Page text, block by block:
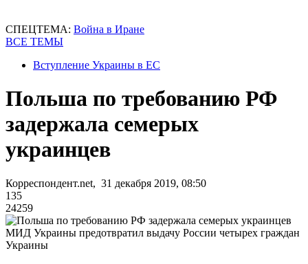
СПЕЦТЕМА: Война в Иране
ВСЕ ТЕМЫ
Вступление Украины в ЕС
Польша по требованию РФ
задержала семерых
украинцев
Корреспондент.net, 31 декабря 2019, 08:50
135
24259
МИД Украины предотвратил выдачу России четырех граждан
Украины